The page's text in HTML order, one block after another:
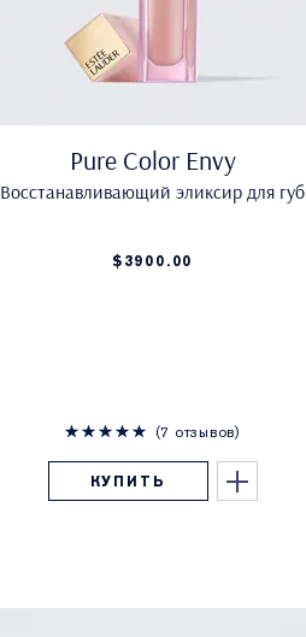
Pure Color Envy
Восстанавливающий эликсир для губ
$3900.00
7 отзывов
КУПИТЬ